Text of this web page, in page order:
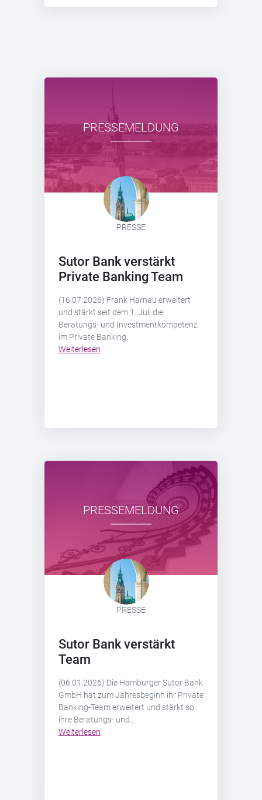
PRESSEMELDUNG
PRESSE
Sutor Bank verstärkt
Private Banking Team
(16.07.2026) Frank Harnau erweitert
und stärkt seit dem 1. Juli die
Beratungs- und Investmentkompetenz
im Private Banking.
Weiterlesen
PRESSEMELDUNG
PRESSE
Sutor Bank verstärkt
Team
(06.01.2026) Die Hamburger Sutor Bank
GmbH hat zum Jahresbeginn ihr Private
Banking-Team erweitert und stärkt so
ihre Beratungs- und…
Weiterlesen